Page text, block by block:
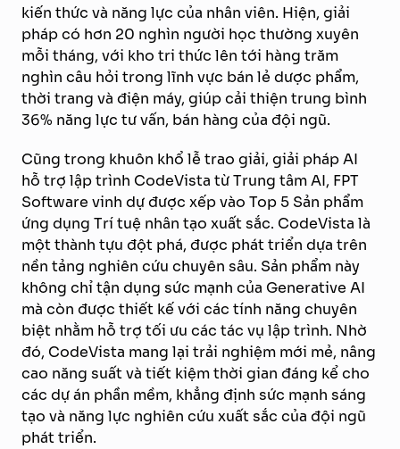
kiến thức và năng lực của nhân viên. Hiện, giải
pháp có hơn 20 nghìn người học thường xuyên
mỗi tháng, với kho tri thức lên tới hàng trăm
nghìn câu hỏi trong lĩnh vực bán lẻ dược phẩm,
thời trang và điện máy, giúp cải thiện trung bình
36% năng lực tư vấn, bán hàng của đội ngũ.
Cũng trong khuôn khổ lễ trao giải, giải pháp AI
hỗ trợ lập trình CodeVista từ Trung tâm AI, FPT
Software vinh dự được xếp vào Top 5 Sản phẩm
ứng dụng Trí tuệ nhân tạo xuất sắc. CodeVista là
một thành tựu đột phá, được phát triển dựa trên
nền tảng nghiên cứu chuyên sâu. Sản phẩm này
không chỉ tận dụng sức mạnh của Generative AI
mà còn được thiết kế với các tính năng chuyên
biệt nhằm hỗ trợ tối ưu các tác vụ lập trình. Nhờ
đó, CodeVista mang lại trải nghiệm mới mẻ, nâng
cao năng suất và tiết kiệm thời gian đáng kể cho
các dự án phần mềm, khẳng định sức mạnh sáng
tạo và năng lực nghiên cứu xuất sắc của đội ngũ
phát triển.